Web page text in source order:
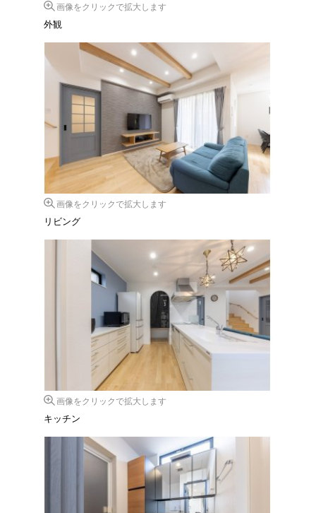
画像をクリックで拡大します
外観
画像をクリックで拡大します
リビング
画像をクリックで拡大します
キッチン